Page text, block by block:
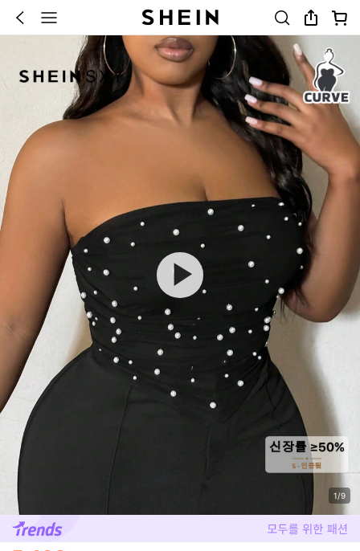
1/9